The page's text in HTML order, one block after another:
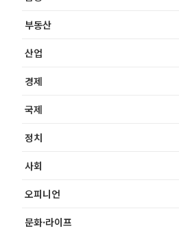
부동산
산업
경제
국제
정치
사회
오피니언
문화·라이프